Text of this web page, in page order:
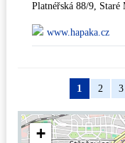
Platnéřská 88/9, Staré
www.hapaka.cz
1 2 3
+